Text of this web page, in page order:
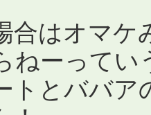
合はオマ
ねーってい
トとババア